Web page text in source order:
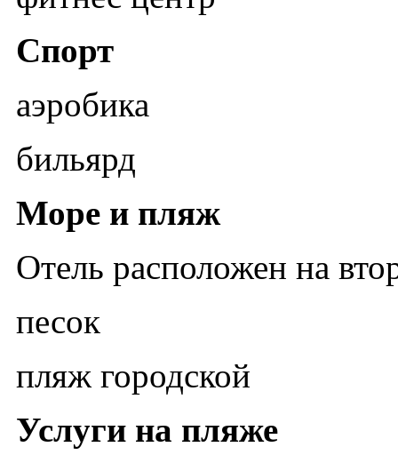
Спорт
аэробика
бильярд
Море и пляж
Отель расположен на
песок
пляж городской
Услуги на пляже